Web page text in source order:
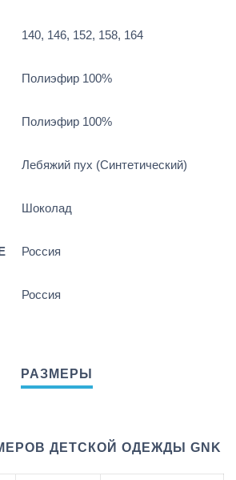
140, 146, 152, 158, 164
Полиэфир 100%
Полиэфир 100%
Лебяжий пух (Синтетический)
Шоколад
Россия
Россия
ДЕТСКОЙ ОДЕЖДЫ GNK